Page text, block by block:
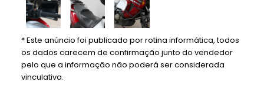
* Este anúncio foi publicado por rotina informática, todos
os dados carecem de confirmação junto do vendedor
pelo que a informação não poderá ser considerada
vinculativa.